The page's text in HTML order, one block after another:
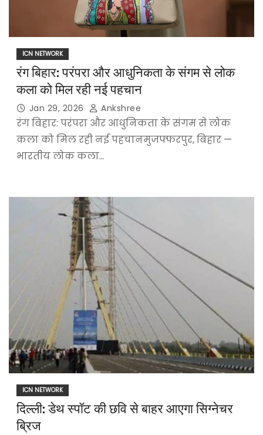
ICN NETWORK
रंग बिहार: परंपरा और आधुनिकता के संगम से लोक
कला को मिल रही नई पहचान
Jan 29, 2026 Ankshree
रंग बिहार: परंपरा और आधुनिकता के संगम से लोक
कला को मिल रही नई पहचानमुजफ्फरपुर, बिहार —
भारतीय लोक कला…
ICN NETWORK
दिल्ली: डेथ स्पॉट की छवि से बाहर आएगा सिग्नेचर
ब्रिज